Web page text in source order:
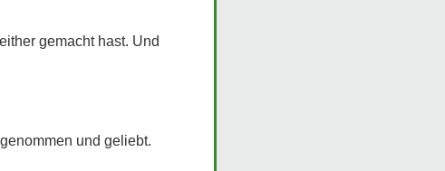
gemacht hast. Und
und geliebt.